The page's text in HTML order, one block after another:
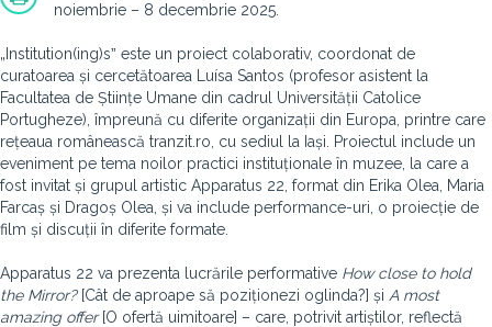
noiembrie – 8 decembrie 2025.
„Institution(ing)sˮ este un proiect colaborativ, coordonat de
curatoarea și cercetătoarea Luísa Santos (profesor asistent la
Facultatea de Științe Umane din cadrul Universității Catolice
Portugheze), împreună cu diferite organizații din Europa, printre care
rețeaua românească tranzit.ro, cu sediul la Iași. Proiectul include un
eveniment pe tema noilor practici instituționale în muzee, la care a
fost invitat și grupul artistic Apparatus 22, format din Erika Olea, Maria
Farcaș și Dragoș Olea, și va include performance-uri, o proiecție de
film și discuții în diferite formate.
Apparatus 22 va prezenta lucrările performative How close to hold
the Mirror?[Cât de aproape să poziționezi oglinda?] și A most
amazing offer[O ofertă uimitoare] – care, potrivit artiștilor, reflectă